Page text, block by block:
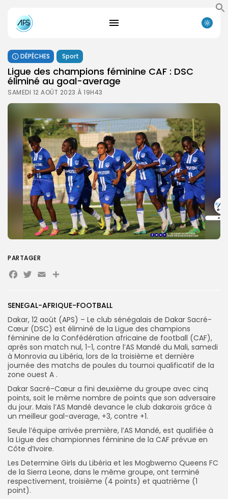
for:
FR
DÉPÊCHES Sport
Ligue des champions féminine CAF : DSC
éliminé au goal-average
SAMEDI 12 AOÛT 2023 À 19H43
SENEGAL-AFRIQUE-FOOTBALL
Dakar, 12 août (APS) – Le club sénégalais de Dakar Sacré-
Cœur (DSC) est éliminé de la Ligue des champions
féminine de la Confédération africaine de football (CAF),
après son match nul, 1-1, contre l’AS Mandé du Mali, samedi
à Monrovia au Libéria, lors de la troisième et dernière
journée des matchs de poules du tournoi qualificatif de la
zone ouest A .
Dakar Sacré-Cœur a fini deuxième du groupe avec cinq
points, soit le même nombre de points que son adversaire
du jour. Mais l’AS Mandé devance le club dakarois grâce à
un meilleur goal-average, +3, contre +1.
Seule l’équipe arrivée première, l’AS Mandé, est qualifiée à
la Ligue des championnes féminine de la CAF prévue en
Côte d’Ivoire.
Les Determine Girls du Libéria et les Mogbwemo Queens FC
de la Sierra Leone, dans le même groupe, ont terminé
respectivement, troisième (4 points) et quatrième (1
point).
PARTAGER
Facebook
Twitter
EmailPartager